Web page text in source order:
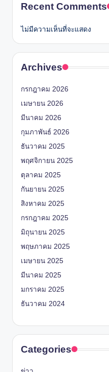
Recent Comments
ไม่มีความเห็นที่จะแสดง
Archives
กรกฎาคม 2026
เมษายน 2026
มีนาคม 2026
กุมภาพันธ์ 2026
ธันวาคม 2025
พฤศจิกายน 2025
ตุลาคม 2025
กันยายน 2025
สิงหาคม 2025
กรกฎาคม 2025
มิถุนายน 2025
พฤษภาคม 2025
เมษายน 2025
มีนาคม 2025
มกราคม 2025
ธันวาคม 2024
Categories